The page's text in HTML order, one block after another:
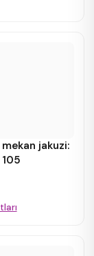
mekan jakuzi: